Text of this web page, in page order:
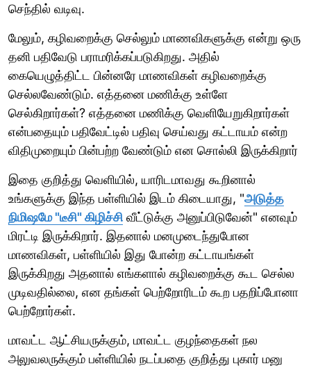
செந்தில் வடிவு.
மேலும், கழிவறைக்கு செல்லும் மாணவிகளுக்கு என்று ஒரு
தனி பதிவேடு பராமரிக்கப்படுகிறது. அதில்
கையெழுத்திட்ட பின்னரே மாணவிகள் கழிவறைக்கு
செல்லவேண்டும். எத்தனை மணிக்கு உள்ளே
செல்கிறார்கள்? எத்தனை மணிக்கு வெளியேறுகிறார்கள்
என்பதையும் பதிவேட்டில் பதிவு செய்வது கட்டாயம் என்ற
விதிமுறையும் பின்பற்ற வேண்டும் என சொல்லி இருக்கிறார்
இதை குறித்து வெளியில், யாரிடமாவது கூறினால்
உங்களுக்கு இந்த பள்ளியில் இடம் கிடையாது, "அடுத்த
நிமிஷமே "டீசி" கிழிச்சி வீட்டுக்கு அனுப்பிடுவேன்" எனவும்
மிரட்டி இருக்கிறார். இதனால் மனமுடைந்துபோன
மாணவிகள், பள்ளியில் இது போன்ற கட்டாயங்கள்
இருக்கிறது அதனால் எங்களால் கழிவறைக்கு கூட செல்ல
முடிவதில்லை, என தங்கள் பெற்றோரிடம் கூற பதறிப்போனா
பெற்றோர்கள்.
மாவட்ட ஆட்சியருக்கும், மாவட்ட குழந்தைகள் நல
அலுவலருக்கும் பள்ளியில் நடப்பதை குறித்து புகார் மனு